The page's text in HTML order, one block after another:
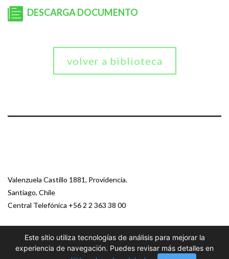
DESCARGA DOCUMENTO
volver a biblioteca
Valenzuela Castillo 1881, Providencia.
Santiago, Chile
Central Telefónica +56 2 2 363 38 00
© 2026 Paz Ciudadana
Este sitio utiliza tecnologías de análisis para mejorar la
experiencia de navegación. Puedes revisar más detalles en